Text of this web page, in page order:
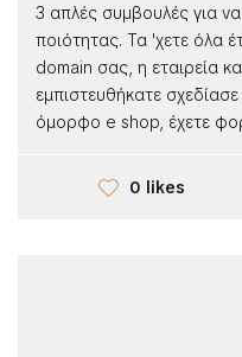
3 απλές συμβουλές για
ποιότητας. Τα 'χετε όλα
domain σας, η εταιρεία
εμπιστευθήκατε
όμορφο e shop, έχετε
0 likes